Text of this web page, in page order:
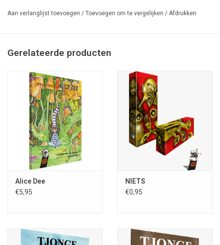
Aan verlanglijst toevoegen / Toevoegen om te vergelijken / Afdrukken
Gerelateerde producten
Alice Dee
€5,95
NIETS
€0,95